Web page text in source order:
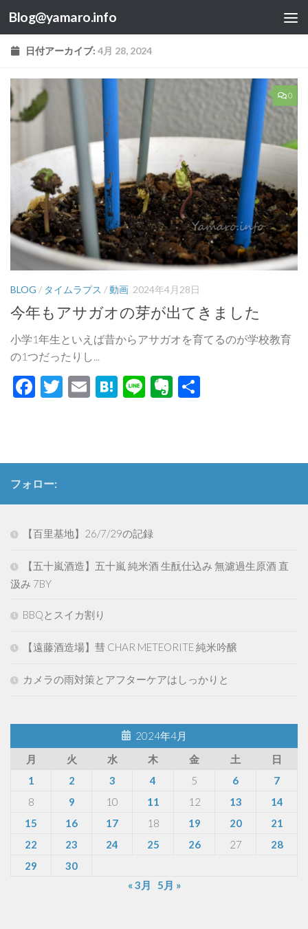
コンテンツへスキップ
Blog@yamaro.info
日付アーカイブ: 4月 28, 2024
0
BLOG / タイムラプス /動画 2024年4月28日
今年もアサガオの芽が出てきました
小学1年生といえば昔からアサガオを育てるのが学校教育
の1つだったりし...
Facebook
Twitter
EmailHatena
LineEvernote
フォロー:
【百里基地】26/7/29の記録
【五十嵐酒造】五十嵐 純米酒 生酛仕込み 無濾過生原酒 直
汲み 7BY
BBQとスイカ割り
【遠藤酒造場】彗 CHAR METEORITE 純米吟醸
カメラの雨対策とアフターケアはしっかりと
2024年4月
月
火 水 木 金 土
日
1
2 3 4 5 6
7
8
9 10 11 12 13
14
15
16 17 18 19 20
21
22
23 24 25 26 27
28
29
30
« 3月
5月 »